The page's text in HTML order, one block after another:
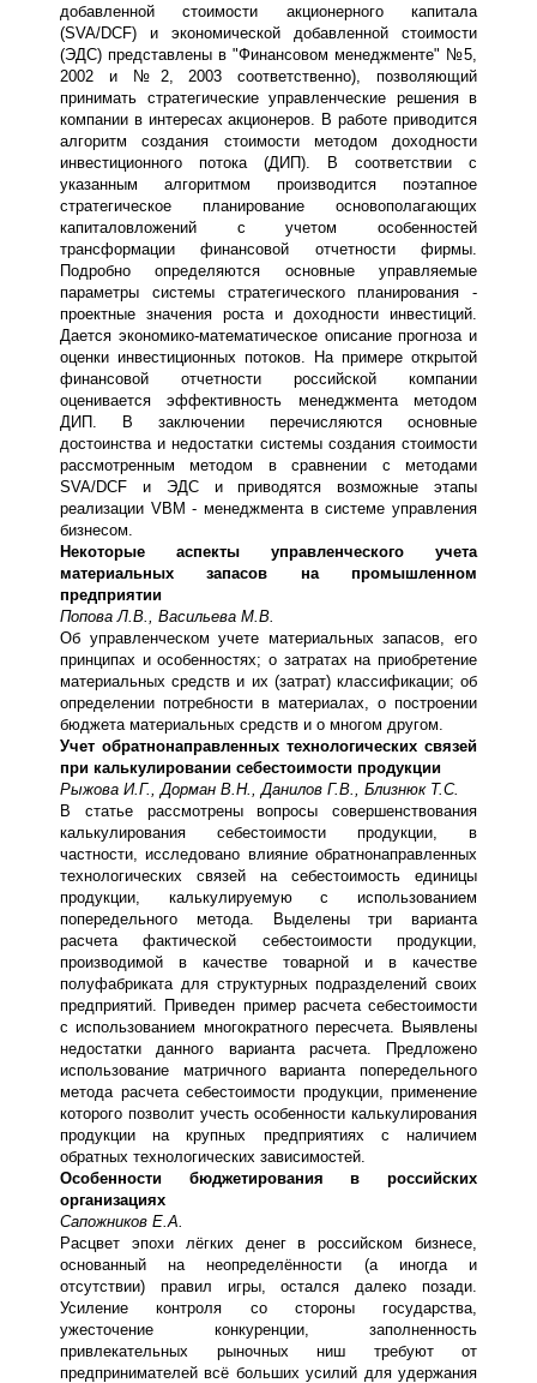
добавленной стоимости акционерного капитала
(SVA/DCF) и экономической добавленной стоимости
(ЭДС) представлены в "Финансовом менеджменте" №5,
2002 и №2, 2003 соответственно), позволяющий
принимать стратегические управленческие решения в
компании в интересах акционеров. В работе приводится
алгоритм создания стоимости методом доходности
инвестиционного потока (ДИП). В соответствии с
указанным алгоритмом производится поэтапное
стратегическое планирование основополагающих
капиталовложений с учетом особенностей
трансформации финансовой отчетности фирмы.
Подробно определяются основные управляемые
параметры системы стратегического планирования -
проектные значения роста и доходности инвестиций.
Дается экономико-математическое описание прогноза и
оценки инвестиционных потоков. На примере открытой
финансовой отчетности российской компании
оценивается эффективность менеджмента методом
ДИП. В заключении перечисляются основные
достоинства и недостатки системы создания стоимости
рассмотренным методом в сравнении с методами
SVA/DCF и ЭДС и приводятся возможные этапы
реализации VBM - менеджмента в системе управления
бизнесом.
Некоторые аспекты управленческого учета
материальных запасов на промышленном
предприятии
Попова Л.В., Васильева М.В.
Об управленческом учете материальных запасов, его
принципах и особенностях; о затратах на приобретение
материальных средств и их (затрат) классификации; об
определении потребности в материалах, о построении
бюджета материальных средств и о многом другом.
Учет обратнонаправленных технологических связей
при калькулировании себестоимости продукции
Рыжова И.Г., Дорман В.Н., Данилов Г.В., Близнюк Т.С.
В статье рассмотрены вопросы совершенствования
калькулирования себестоимости продукции, в
частности, исследовано влияние обратнонаправленных
технологических связей на себестоимость единицы
продукции, калькулируемую с использованием
попередельного метода. Выделены три варианта
расчета фактической себестоимости продукции,
производимой в качестве товарной и в качестве
полуфабриката для структурных подразделений своих
предприятий. Приведен пример расчета себестоимости
с использованием многократного пересчета. Выявлены
недостатки данного варианта расчета. Предложено
использование матричного варианта попередельного
метода расчета себестоимости продукции, применение
которого позволит учесть особенности калькулирования
продукции на крупных предприятиях с наличием
обратных технологических зависимостей.
Особенности бюджетирования в российских
организациях
Сапожников Е.А.
Расцвет эпохи лёгких денег в российском бизнесе,
основанный на неопределённости (а иногда и
отсутствии) правил игры, остался далеко позади.
Усиление контроля со стороны государства,
ужесточение конкуренции, заполненность
привлекательных рыночных ниш требуют от
предпринимателей всё больших усилий для удержания